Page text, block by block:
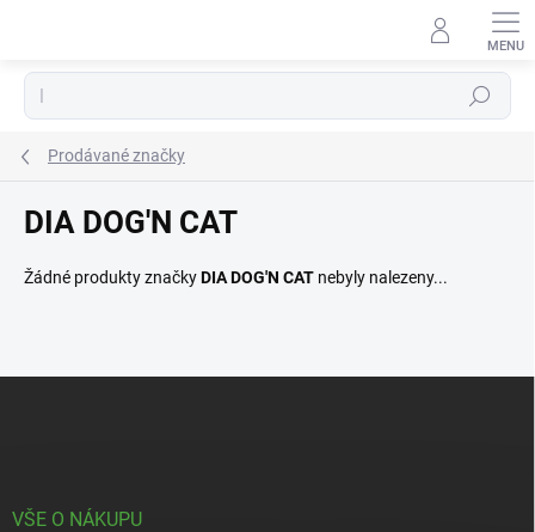
Hledat
Prodávané značky
DIA DOG'N CAT
Žádné produkty značkyDIA DOG'N CAT nebyly nalezeny...
VŠE O NÁKUPU